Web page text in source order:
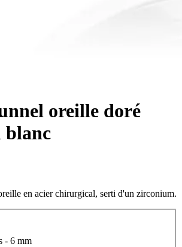
oreille doré
blanc
en acier chirurgical, serti d'un zirconium.
- 6 mm